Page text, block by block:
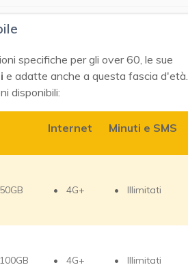
specifiche per gli over 60, le sue
e adatte anche a questa fascia d'età.
disponibili:
Internet Minuti e SMS
50GB 4G+ Illimitati
100GB 4G+ Illimitati